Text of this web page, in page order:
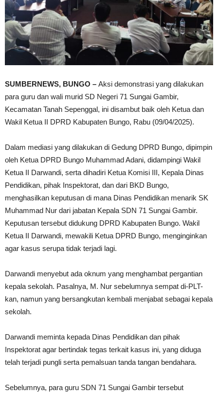
SUMBERNEWS, BUNGO – Aksi demonstrasi yang dilakukan
para guru dan wali murid SD Negeri 71 Sungai Gambir,
Kecamatan Tanah Sepenggal, ini disambut baik oleh Ketua dan
Wakil Ketua II DPRD Kabupaten Bungo, Rabu (09/04/2025).
Dalam mediasi yang dilakukan di Gedung DPRD Bungo, dipimpin
oleh Ketua DPRD Bungo Muhammad Adani, didampingi Wakil
Ketua II Darwandi, serta dihadiri Ketua Komisi III, Kepala Dinas
Pendidikan, pihak Inspektorat, dan dari BKD Bungo,
menghasilkan keputusan di mana Dinas Pendidikan menarik SK
Muhammad Nur dari jabatan Kepala SDN 71 Sungai Gambir.
Keputusan tersebut didukung DPRD Kabupaten Bungo. Wakil
Ketua II Darwandi, mewakili Ketua DPRD Bungo, menginginkan
agar kasus serupa tidak terjadi lagi.
Darwandi menyebut ada oknum yang menghambat pergantian
kepala sekolah. Pasalnya, M. Nur sebelumnya sempat di-PLT-
kan, namun yang bersangkutan kembali menjabat sebagai kepala
sekolah.
Darwandi meminta kepada Dinas Pendidikan dan pihak
Inspektorat agar bertindak tegas terkait kasus ini, yang diduga
telah terjadi pungli serta pemalsuan tanda tangan bendahara.
Sebelumnya, para guru SDN 71 Sungai Gambir tersebut